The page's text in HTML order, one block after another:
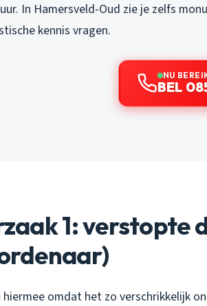
In Hamersveld-Oud zie je zelfs
kennis vragen.
NU
BEL
1: verstopte
hiermee omdat het zo verschrikkelijk